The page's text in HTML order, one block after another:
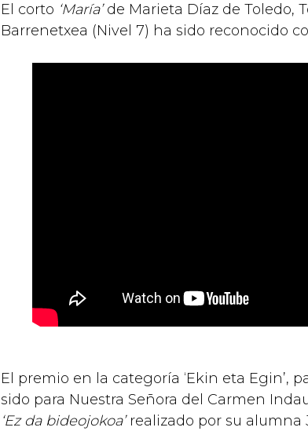
El corto ‘María’de Marieta Díaz de Toledo,
Barrenetxea (Nivel 7) ha sido reconocido
El premio en la categoría ‘Ekin eta Egin’,
sido para Nuestra Señora del Carmen
‘Ez da bideojokoa’realizado por su alumna